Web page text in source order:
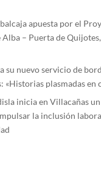
apuesta por el
– Puerta de
su nuevo servicio de
«Historias plasmadas en
inicia en Villacañas
la inclusión